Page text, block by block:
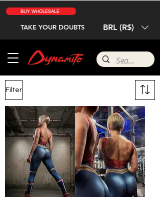
BUY WHOLESALE
TAKE YOUR DOUBTS BRL (R$)
Filter